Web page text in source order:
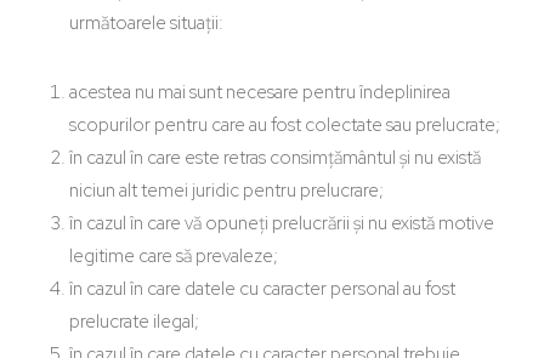
următoarele situații:
acestea nu mai sunt necesare pentru îndeplinirea
scopurilor pentru care au fost colectate sau prelucrate;
în cazul în care este retras consimțământul și nu există
niciun alt temei juridic pentru prelucrare;
în cazul în care vă opuneți prelucrării și nu există motive
legitime care să prevaleze;
în cazul în care datele cu caracter personal au fost
prelucrate ilegal;